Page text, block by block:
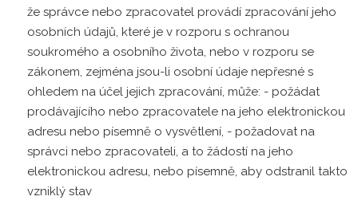
že správce nebo zpracovatel provádí zpracování jeho
osobních údajů, které je v rozporu s ochranou
soukromého a osobního života, nebo v rozporu se
zákonem, zejména jsou-li osobní údaje nepřesné s
ohledem na účel jejich zpracování, může: - požádat
prodávajícího nebo zpracovatele na jeho elektronickou
adresu nebo písemně o vysvětlení, - požadovat na
správci nebo zpracovateli, a to žádostí na jeho
elektronickou adresu, nebo písemně, aby odstranil takto
vzniklý stav